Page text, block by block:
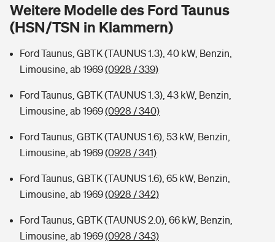
Hochwasser-Check: Wie gefährdet ist Ihr Haus?
Sie haben Fragen?
Private Cyberversicherung
Zur Übersicht
Kinderunfall-Check: Mehr Sicherheit für deine Kids
Typklassen: So ist Ihr Auto eingestuft
Sie haben Fragen?
Rentenrechner: Wie viel Geld bekomme ich im Alter?
Weitere Modelle des Ford Taunus
(HSN/TSN in Klammern)
Ford Taunus, GBTK (TAUNUS 1.3), 40 kW, Benzin,
Limousine, ab 1969(0928 / 339)
Ford Taunus, GBTK (TAUNUS 1.3), 43 kW, Benzin,
Limousine, ab 1969(0928 / 340)
Ford Taunus, GBTK (TAUNUS 1.6), 53 kW, Benzin,
Limousine, ab 1969(0928 / 341)
Ford Taunus, GBTK (TAUNUS 1.6), 65 kW, Benzin,
Limousine, ab 1969(0928 / 342)
Ford Taunus, GBTK (TAUNUS 2.0), 66 kW, Benzin,
Limousine, ab 1969(0928 / 343)